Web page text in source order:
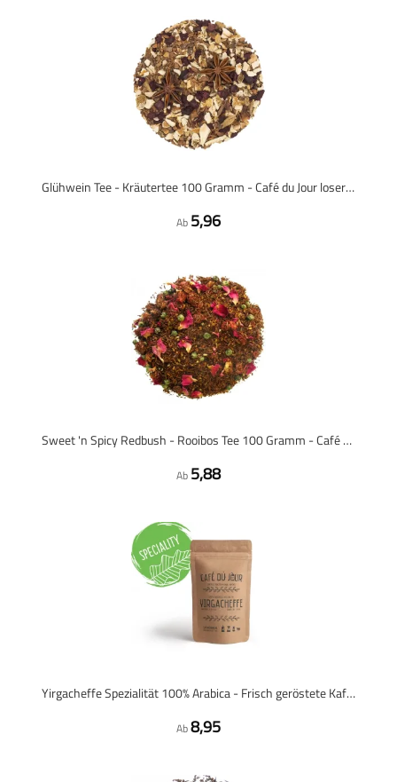
Glühwein Tee - Kräutertee 100 Gramm - Café du Jour loser Tee
Ab 5,96
Sweet 'n Spicy Redbush - Rooibos Tee 100 Gramm - Café du Jour, lose Teemischung
Ab 5,88
Yirgacheffe Spezialität 100% Arabica - Frisch geröstete Kaffeebohnen
Ab8,95